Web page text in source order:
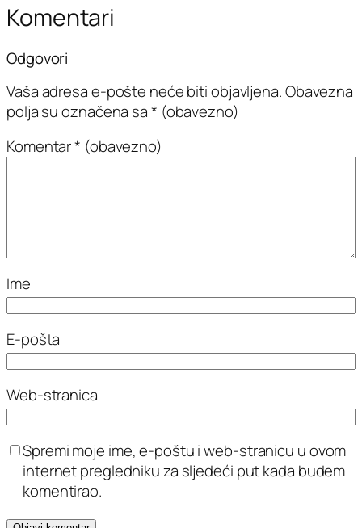
Komentari
Odgovori
Vaša adresa e-pošte neće biti objavljena.Obavezna
polja su označena sa* (obavezno)
Komentar* (obavezno)
Ime
E-pošta
Web-stranica
Spremi moje ime, e-poštu i web-stranicu u ovom
internet pregledniku za sljedeći put kada budem
komentirao.